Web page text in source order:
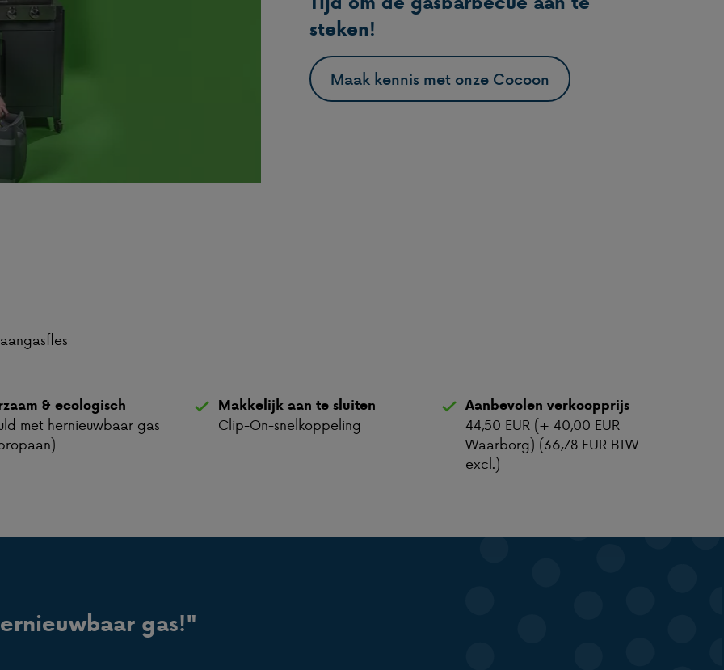
steken!
Maak kennis met onze Cocoon
& ecologisch
met hernieuwbaar gas
Makkelijk aan te sluiten
Clip-On-snelkoppeling
Aanbevolen verkoopprijs
44,50 EUR (+ 40,00 EUR
Waarborg) (36,78 EUR BTW
excl.)
gas!"